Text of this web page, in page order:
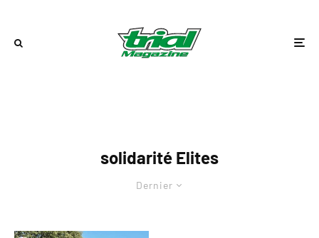
solidarité Elites
Dernier